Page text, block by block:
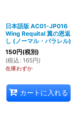
日本語版 AC01-JP016
Wing Requital 翼の恩返
し (ノーマル・パラレル)
150円(税別)
(税込 : 165円)
在庫わずか
カートに入れる